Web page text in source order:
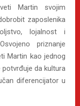
Martin svojim
zaposlenika
lojalnost i
priznanje
Martin kao jednog
potvrđuje da kultura
diferencijator u